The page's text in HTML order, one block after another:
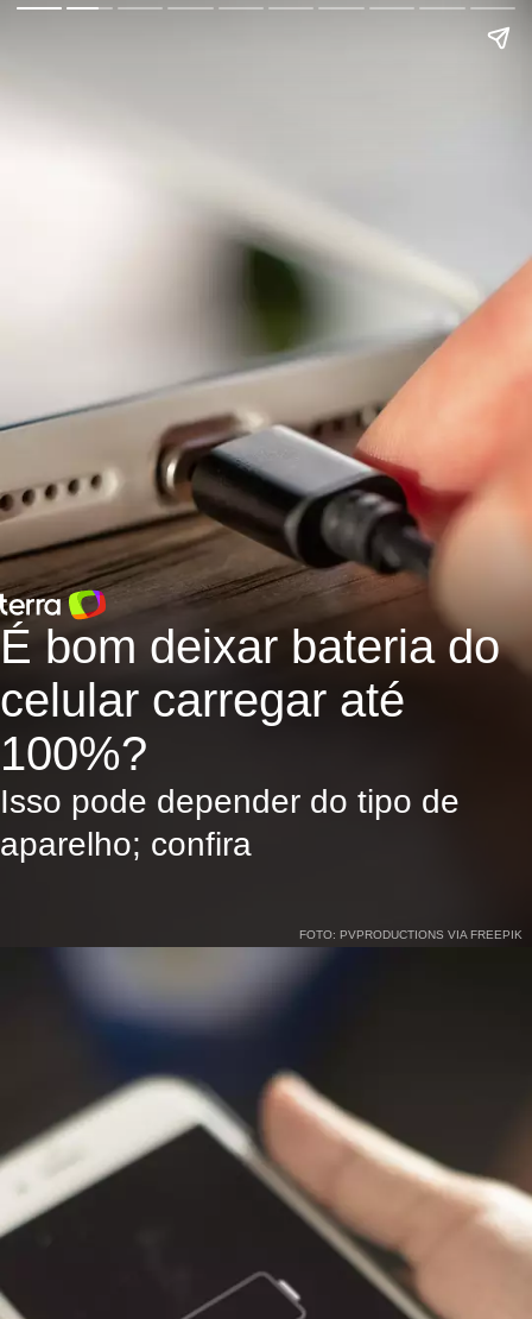
É bom deixar bateria do
celular carregar até
100%?
Isso pode depender do tipo de
aparelho; confira
FOTO: PVPRODUCTIONS VIA FREEPIK